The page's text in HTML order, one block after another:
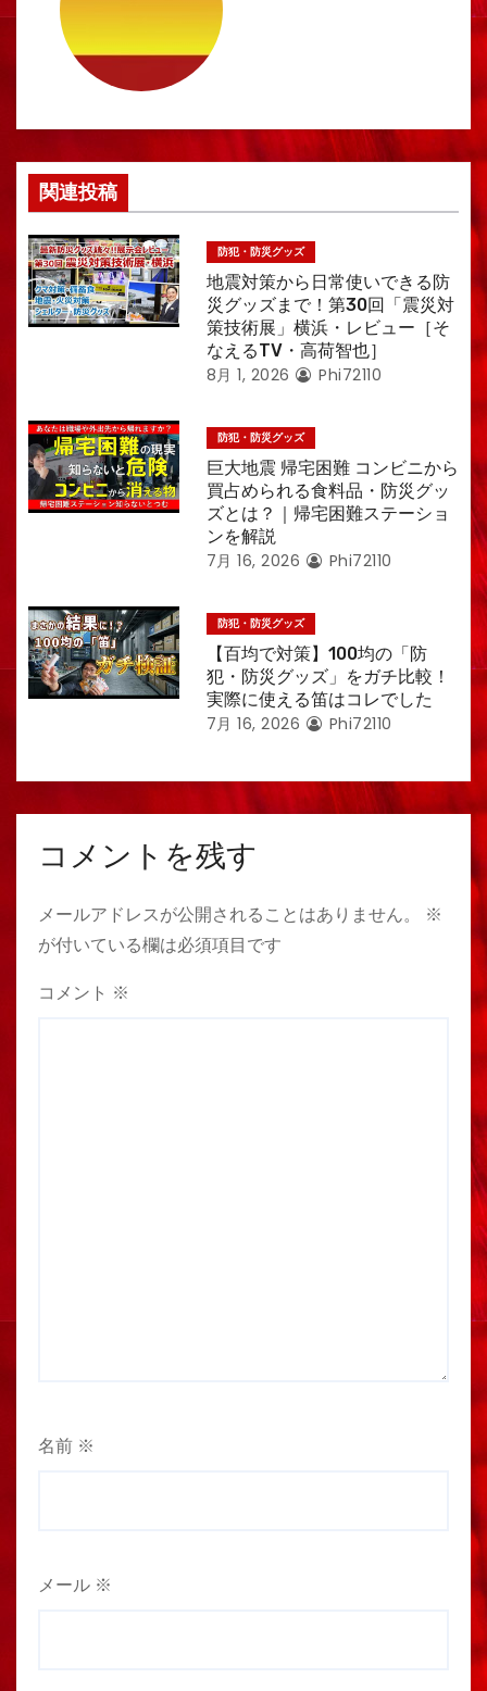
関連投稿
防犯・防災グッズ
地震対策から日常使いできる防
災グッズまで！第30回「震災対
策技術展」横浜・レビュー［そ
なえるTV・高荷智也］
8月 1, 2026 Phi72110
防犯・防災グッズ
巨大地震 帰宅困難 コンビニから
買占められる食料品・防災グッ
ズとは？｜帰宅困難ステーショ
ンを解説
7月 16, 2026 Phi72110
防犯・防災グッズ
【百均で対策】100均の「防
犯・防災グッズ」をガチ比較！
実際に使える笛はコレでした
7月 16, 2026 Phi72110
コメントを残す
メールアドレスが公開されることはありません。
※
が付いている欄は必須項目です
コメント ※
名前 ※
メール ※